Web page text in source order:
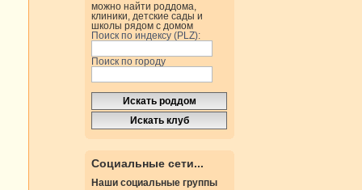
можно найти роддома,
клиники, детские сады и
школы рядом с домом
Поиск по индексу (PLZ):
Поиск по городу
Социальные сети...
Наши социальные группы